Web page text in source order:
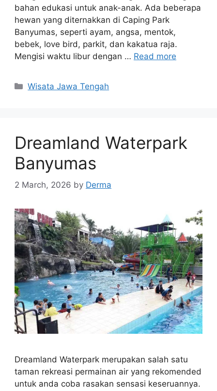
bahan edukasi untuk anak-anak. Ada beberapa
hewan yang diternakkan di Caping Park
Banyumas, seperti ayam, angsa, mentok,
bebek, love bird, parkit, dan kakatua raja.
Mengisi waktu libur dengan … Read more
Categories
Wisata Jawa Tengah
Dreamland Waterpark
Banyumas
2 March, 2026 by Derma
Dreamland Waterpark merupakan salah satu
taman rekreasi permainan air yang rekomended
untuk anda coba rasakan sensasi keseruannya.